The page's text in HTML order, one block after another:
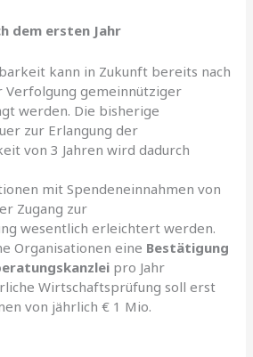
dem ersten Jahr
kann in Zukunft bereits nach
Verfolgung gemeinnütziger
werden. Die bisherige
zur Erlangung der
von 3 Jahren wird dadurch
mit Spendeneinnahmen von
Zugang zur
wesentlich erleichtert werden.
Organisationen eine Bestätigung
pro Jahr
Wirtschaftsprüfung soll erst
von jährlich € 1 Mio.